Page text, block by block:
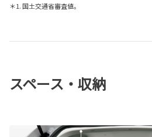
＊1. 国土交通省審査値。
スペース・収納